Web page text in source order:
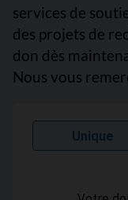
services de
des projets de
don dès
Nous vous